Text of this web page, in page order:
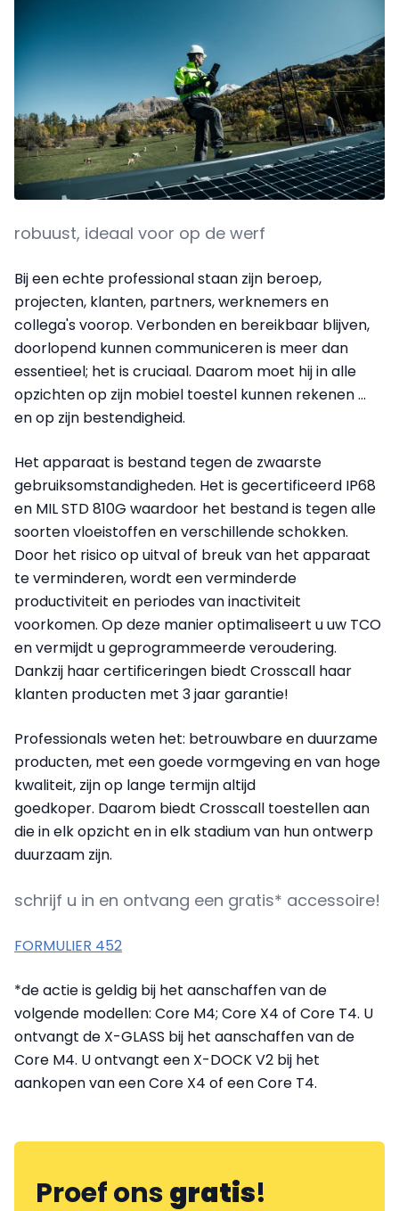
robuust, ideaal voor op de werf
Bij een echte professional staan zijn beroep,
projecten, klanten, partners, werknemers en
collega's voorop. Verbonden en bereikbaar blijven,
doorlopend kunnen communiceren is meer dan
essentieel; het is cruciaal. Daarom moet hij in alle
opzichten op zijn mobiel toestel kunnen rekenen ...
en op zijn bestendigheid.
Het apparaat is bestand tegen de zwaarste
gebruiksomstandigheden. Het is gecertificeerd IP68
en MIL STD 810G waardoor het bestand is tegen alle
soorten vloeistoffen en verschillende schokken.
Door het risico op uitval of breuk van het apparaat
te verminderen, wordt een verminderde
productiviteit en periodes van inactiviteit
voorkomen. Op deze manier optimaliseert u uw TCO
en vermijdt u geprogrammeerde veroudering.
Dankzij haar certificeringen biedt Crosscall haar
klanten producten met 3 jaar garantie!
Professionals weten het: betrouwbare en duurzame
producten, met een goede vormgeving en van hoge
kwaliteit, zijn op lange termijn altijd
goedkoper. Daarom biedt Crosscall toestellen aan
die in elk opzicht en in elk stadium van hun ontwerp
duurzaam zijn.
schrijf u in en ontvang een gratis* accessoire!
FORMULIER 452
*de actie is geldig bij het aanschaffen van de
volgende modellen: Core M4; Core X4 of Core T4. U
ontvangt de X-GLASS bij het aanschaffen van de
Core M4. U ontvangt een X-DOCK V2 bij het
aankopen van een Core X4 of een Core T4.
Proef onsgratis!